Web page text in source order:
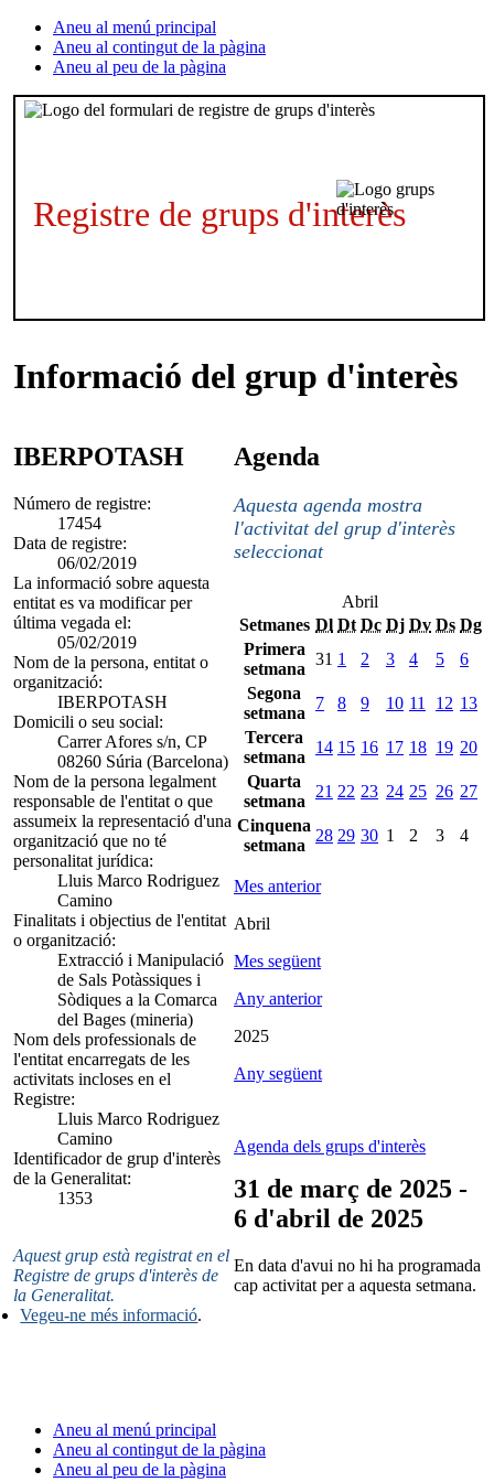
Aneu al menú principal
Aneu al contingut de la pàgina
Aneu al peu de la pàgina
Registre de grups d'interès
Informació del grup d'interès
IBERPOTASH
Número de registre:
17454
Data de registre:
06/02/2019
La informació sobre aquesta
entitat es va modificar per
última vegada el:
05/02/2019
Nom de la persona, entitat o
organització:
IBERPOTASH
Domicili o seu social:
Carrer Afores s/n, CP
08260 Súria (Barcelona)
Nom de la persona legalment
responsable de l'entitat o que
assumeix la representació d'una
organització que no té
personalitat jurídica:
Lluis Marco Rodriguez
Camino
Finalitats i objectius de l'entitat
o organització:
Extracció i Manipulació
de Sals Potàssiques i
Sòdiques a la Comarca
del Bages (mineria)
Nom dels professionals de
l'entitat encarregats de les
activitats incloses en el
Registre:
Lluis Marco Rodriguez
Camino
Identificador de grup d'interès
de la Generalitat:
1353
Aquest grup està registrat en el
Registre de grups d'interès de
la Generalitat.
Vegeu-ne més informació.
Agenda
Aquesta agenda mostra
l'activitat del grup d'interès
seleccionat
Abril
Setmanes Dl Dt Dc Dj Dv Ds Dg
Primera
setmana
31 1 2 3 4 5
6
Segona
setmana
7 8 9 10 11 12 13
Tercera
setmana
14 15 16 17 18 19 20
Quarta
setmana
21 22 23 24 25 26 27
Cinquena
setmana
28 29 30 1 2 3 4
Mes anterior
Abril
Mes següent
Any anterior
2025
Any següent
Agenda dels grups d'interès
31 de març de 2025 -
6 d'abril de 2025
En data d'avui no hi ha programada
cap activitat per a aquesta setmana.
Aneu al menú principal
Aneu al contingut de la pàgina
Aneu al peu de la pàgina